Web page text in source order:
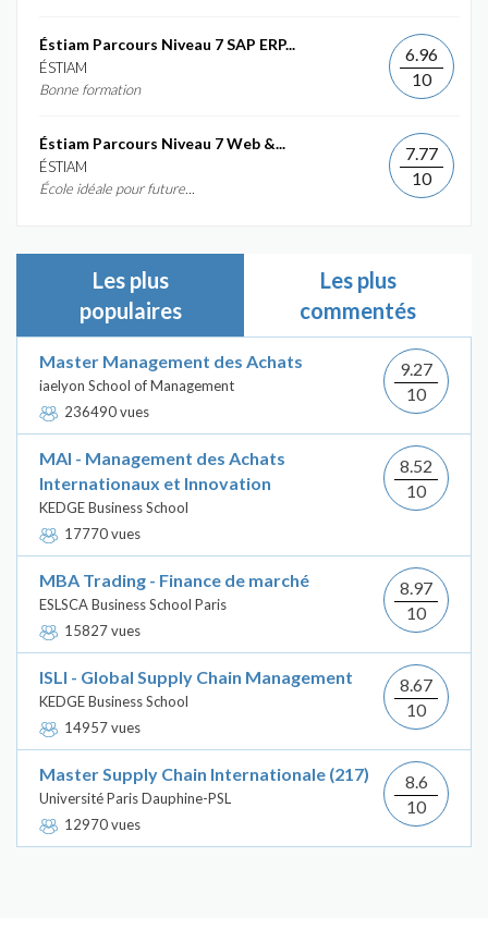
Éstiam Parcours Niveau 7 SAP ERP...
ÉSTIAM
Bonne formation
6.96
10
Éstiam Parcours Niveau 7 Web &...
ÉSTIAM
École idéale pour future...
7.77
10
Les plus
populaires
Les plus
commentés
Master Management des Achats
iaelyon School of Management
236490 vues
9.27
10
MAI - Management des Achats
Internationaux et Innovation
KEDGE Business School
17770 vues
8.52
10
MBA Trading - Finance de marché
ESLSCA Business School Paris
15827 vues
8.97
10
ISLI - Global Supply Chain Management
KEDGE Business School
14957 vues
8.67
10
Master Supply Chain Internationale (217)
Université Paris Dauphine-PSL
12970 vues
8.6
10